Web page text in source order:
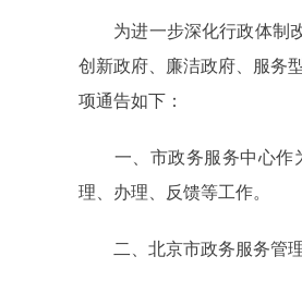
为进一步深化行政体制改
创新政府、廉洁政府、服务
项通告如下：
一、市政务服务中心作为
理、办理、反馈等工作。
二、北京市政务服务管理